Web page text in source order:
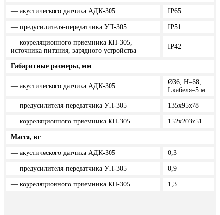
— акустического датчика АДК-305 IP65
— предусилителя-передатчика УП-305 IP51
— корреляционного приемника КП-305,
источника питания, зарядного устройства
IP42
Габаритные размеры, мм
— акустического датчика АДК-305
Ø36, Н=68,
Lкабеля=5 м
— предусилителя-передатчика УП-305 135x95x78
— корреляционного приемника КП-305 152x203x51
Масса, кг
— акустического датчика АДК-305 0,3
— предусилителя-передатчика УП-305 0,9
— корреляционного приемника КП-305 1,3